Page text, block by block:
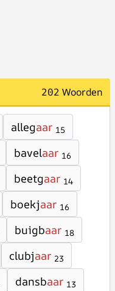
202 Woorden
allegaar 15
bavelaar 16
beetgaar 14
boekjaar 16
buigbaar 18
clubjaar 23
dansbaar 13